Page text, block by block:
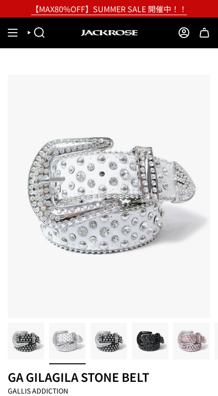
【MAX80%OFF】SUMMER SALE 開催中！！
SEARCH ACCOUNT
GA GILAGILA STONE BELT
GALLIS ADDICTION